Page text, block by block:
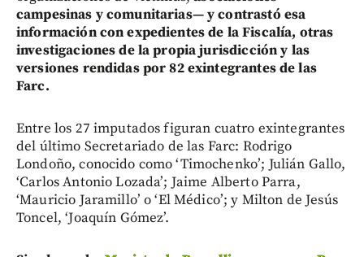
campesinas y comunitarias— y contrastó esa
información con expedientes de la Fiscalía, otras
investigaciones de la propia jurisdicción y las
versiones rendidas por 82 exintegrantes de las
Farc.
Entre los 27 imputados figuran cuatro exintegrantes
del último Secretariado de las Farc: Rodrigo
Londoño, conocido como ‘Timochenko’; Julián Gallo,
‘Carlos Antonio Lozada’; Jaime Alberto Parra,
‘Mauricio Jaramillo’ o ‘El Médico’; y Milton de Jesús
Toncel, ‘Joaquín Gómez’.